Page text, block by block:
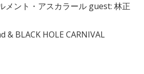
メント・アスカラール guest: 林正
BLACK HOLE CARNIVAL